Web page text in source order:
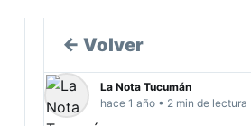
← Volver
La Nota Tucumán
hace 1 año • 2 min de lectura